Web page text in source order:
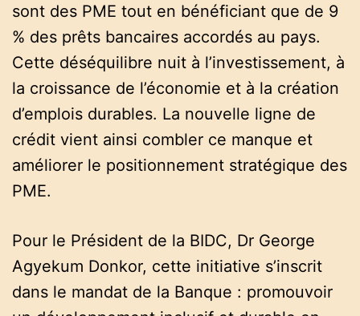
sont des PME tout en bénéficiant que de 9
% des prêts bancaires accordés au pays.
Cette déséquilibre nuit à l’investissement, à
la croissance de l’économie et à la création
d’emplois durables. La nouvelle ligne de
crédit vient ainsi combler ce manque et
améliorer le positionnement stratégique des
PME.
Pour le Président de la BIDC, Dr George
Agyekum Donkor, cette initiative s’inscrit
dans le mandat de la Banque : promouvoir